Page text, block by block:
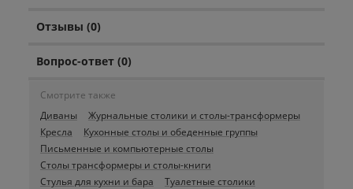
Отзывы (0)
Вопрос-ответ (0)
Смотрите также
Диваны
Журнальные столики и столы-трансформеры
Кресла
Кухонные столы и обеденные группы
Письменные и компьютерные столы
Столы трансформеры и столы-книги
Стулья для кухни и бара
Туалетные столики